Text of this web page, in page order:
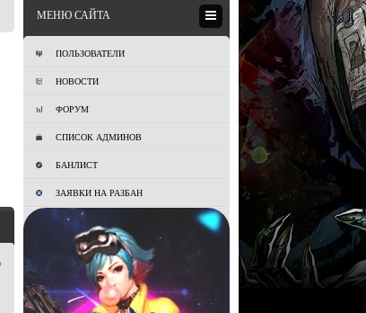
МЕНЮ САЙТА
ПОЛЬЗОВАТЕЛИ
НОВОСТИ
ФОРУМ
СПИСОК АДМИНОВ
БАНЛИСТ
ЗАЯВКИ НА РАЗБАН